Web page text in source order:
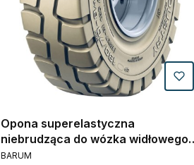
Opona superelastyczna
niebrudząca do wózka widłowego
18x7-8 w wersji SIT Barum
PRODUCENT
BARUM